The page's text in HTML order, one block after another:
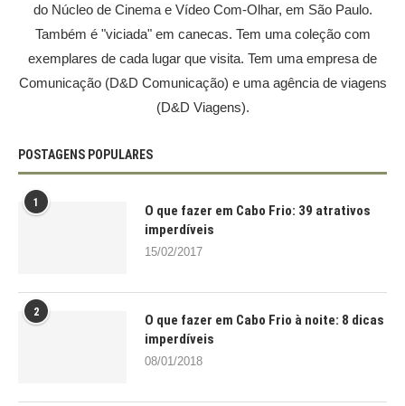
do Núcleo de Cinema e Vídeo Com-Olhar, em São Paulo.
Também é "viciada" em canecas. Tem uma coleção com
exemplares de cada lugar que visita. Tem uma empresa de
Comunicação (D&D Comunicação) e uma agência de viagens
(D&D Viagens).
POSTAGENS POPULARES
1
O que fazer em Cabo Frio: 39 atrativos
imperdíveis
15/02/2017
2
O que fazer em Cabo Frio à noite: 8 dicas
imperdíveis
08/01/2018